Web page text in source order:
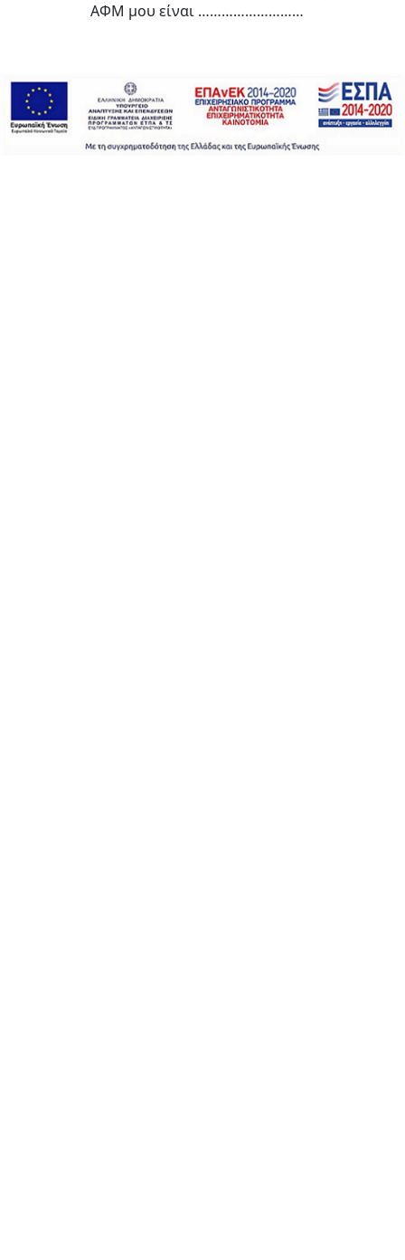
ΑΦΜ μου είναι ………………………